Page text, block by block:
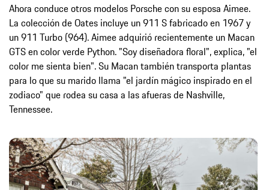
Ahora conduce otros modelos Porsche con su esposa Aimee.
La colección de Oates incluye un 911 S fabricado en 1967 y
un 911 Turbo (964). Aimee adquirió recientemente un Macan
GTS en color verde Python. "Soy diseñadora floral", explica, "el
color me sienta bien". Su Macan también transporta plantas
para lo que su marido llama "el jardín mágico inspirado en el
zodiaco" que rodea su casa a las afueras de Nashville,
Tennessee.